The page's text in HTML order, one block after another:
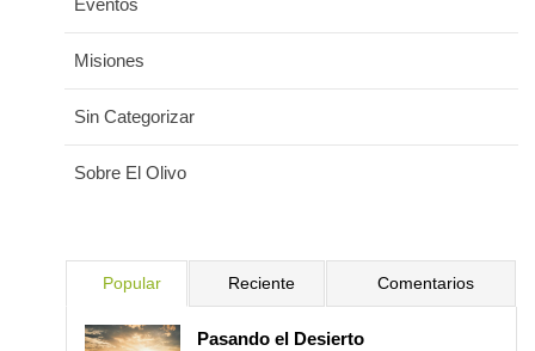
Eventos
Misiones
Sin Categorizar
Sobre El Olivo
Popular Reciente Comentarios
Pasando el Desierto